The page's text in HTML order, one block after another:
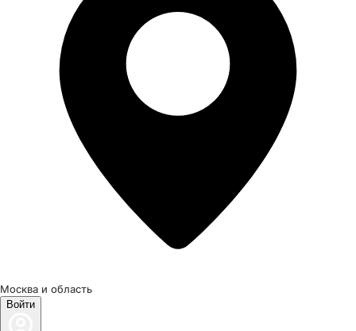
Москва и область
Войти